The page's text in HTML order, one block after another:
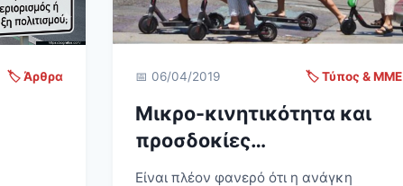
🏷️ Άρθρα 📅 06/04/2019 🏷️ Τύπος & ΜΜΕ
Μικρο-κινητικότητα και
προσδοκίες…
Είναι πλέον φανερό ότι η ανάγκη